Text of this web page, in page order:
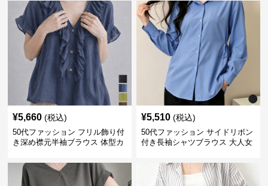
¥5,660 (税込)
50代ファッション フリル飾り付
き深め襟元半袖ブラウス 体型カ
¥5,510 (税込)
50代ファッション サイドリボン
付き長袖シャツブラウス 大人女